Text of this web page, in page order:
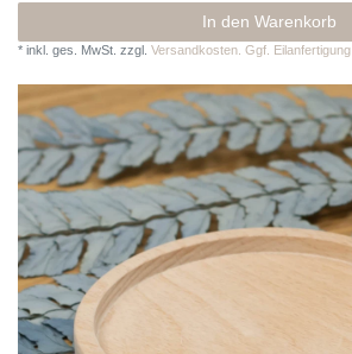
In den Warenkorb
* inkl. ges. MwSt. zzgl. Versandkosten. Ggf. Eilanfertigung